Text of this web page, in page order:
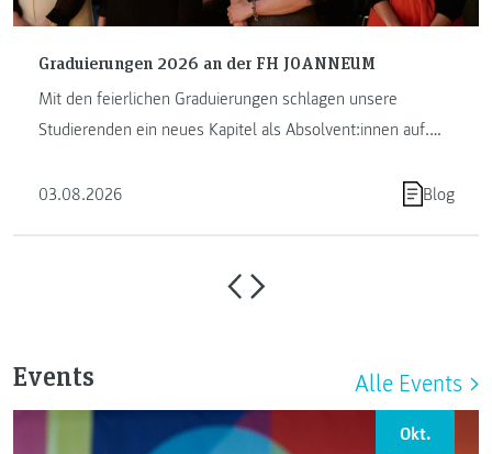
Graduierungen 2026 an der FH JOANNEUM
Mit den feierlichen Graduierungen schlagen unsere
Studierenden ein neues Kapitel als Absolvent:innen auf.
03.08.2026
Blog
Events Alle Events
Okt.